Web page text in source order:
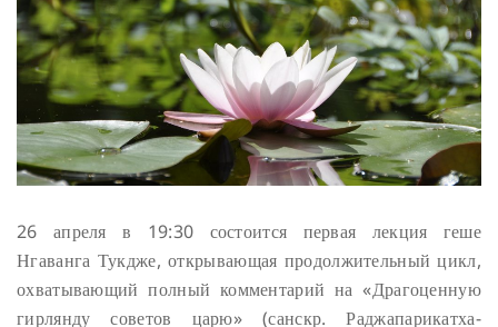
26 апреля в 19:30 состоится первая лекция геше
Нгаванга Тукдже, открывающая продолжительный цикл,
охватывающий полный комментарий на «Драгоценную
гирлянду советов царю» (санскр. Раджапарикатха-